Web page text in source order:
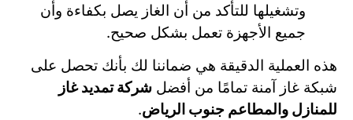
وتشغيلها للتأكد من أن الغاز يصل بكفاءة وأن
جميع الأجهزة تعمل بشكل صحيح.
هذه العملية الدقيقة هي ضماننا لك بأنك تحصل على
شبكة غاز آمنة تمامًا من أفضل شركة تمديد غاز
للمنازل والمطاعم جنوب الرياض.